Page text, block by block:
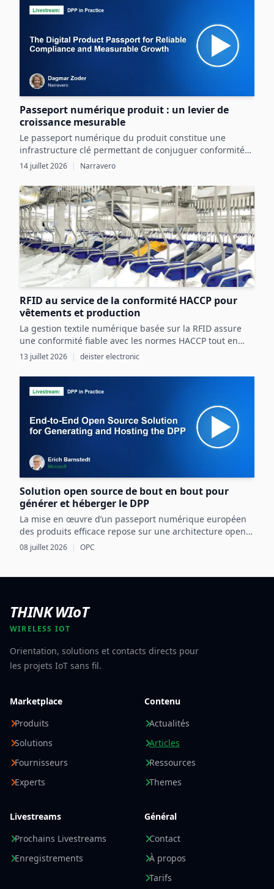
Passeport numérique produit : un levier de
croissance mesurable
Le passeport numérique du produit constitue une
infrastructure clé permettant de conjuguer conformité
réglementaire et transformation digitale pour une
14 juillet 2026 Narravero
RFID au service de la conformité HACCP pour
vêtements et production
La gestion textile numérique basée sur la RFID assure
une conformité fiable avec les normes HACCP tout en
optimisant les ressources et la sécurité dans les
13 juillet 2026 | deister electronic
Solution open source de bout en bout pour
générer et héberger le DPP
La mise en œuvre d’un passeport numérique européen
des produits efficace repose sur une architecture open
source intégrant OPC UA, les normes CEN/CENELEC et
08 juillet 2026 | OPC
THINK WIoT
WIRELESS IOT
Orientation, solutions et contacts directs pour
les projets IoT sans fil.
Marketplace
Produits
Solutions
Fournisseurs
Experts
Contenu
Actualités
Articles
Ressources
Themes
Livestreams
Prochains Livestreams
Enregistrements
Général
Contact
À propos
Tarifs